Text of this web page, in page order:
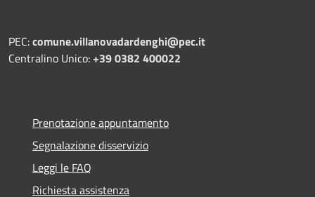
PEC:comune.villanovadardenghi@pec.it
Centralino Unico:+39 0382 400022
Prenotazione appuntamento
Segnalazione disservizio
Leggi le FAQ
Richiesta assistenza